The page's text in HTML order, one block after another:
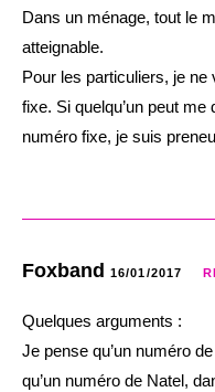
Dans un ménage, tout le
atteignable.
Pour les particuliers, je ne
fixe. Si quelqu’un peut
numéro fixe, je suis
Foxband 16/01/2017
Quelques arguments :
Je pense qu’un numéro
qu’un numéro de Natel,